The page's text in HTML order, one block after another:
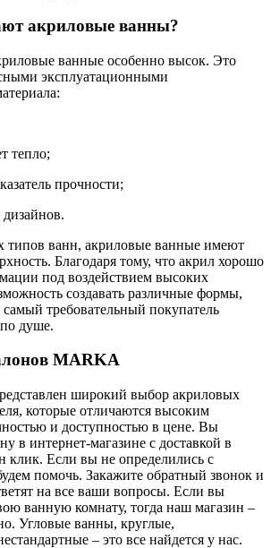
акриловые ванны?
ванные особенно высок. Это
эксплуатационными
тепло;
прочности;
типов ванн, акриловые ванные имеют
Благодаря тому, что акрил хорошо
под воздействием высоких
создавать различные формы,
требовательный покупатель
душе.
MARKA
широкий выбор акриловых
которые отличаются высоким
и доступностью в цене. Вы
в интернет-магазине с доставкой в
клик. Если вы не определились с
помочь. Закажите обратный звонок и
на все ваши вопросы. Если вы
ванную комнату, тогда наш магазин –
Угловые ванны, круглые,
– это все найдется у нас.